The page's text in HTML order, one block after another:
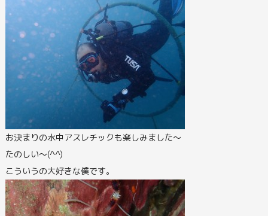
お決まりの水中アスレチックも楽しみました～
たのしい～(^^)
こういうの大好きな僕です。